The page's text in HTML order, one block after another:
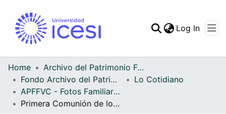
Statistics
Log In
Home
Archivo del Patrimonio Fotográfico y Fílmico del Valle del Cauca
Fondo Archivo del Patrimonio Fotográfico y Fílmico del Valle del Cauca
Lo Cotidiano
APFFVC - Fotos Familiares - Patrimonial
Primera Comunión de los hermanos Julio César y Oscar Jairo López Giraldo